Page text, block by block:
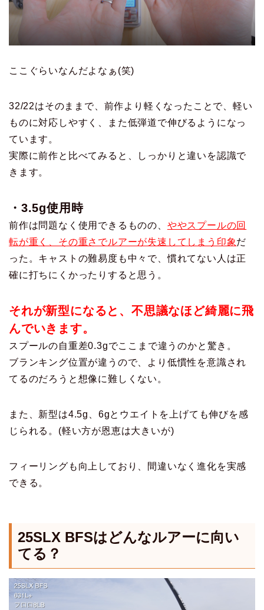
ここぐらいなんだよなぁ(笑)
32/22はそのままで、前作より軽くなったことで、軽い
ものに対応しやすく、また低弾道で伸びるようになっ
ています。
実際に前作と比べてみると、しっかりと違いを認識で
きます。
・3.5g使用時
前作は問題なく使用できるものの、 ややスプールの回
転が重く、その重さでルアーが失速してしまう印象だ
った。キャストの難易度も中々で、慣れてない人は正
確に打ちにくかったりすると思う。
それが新型になると、不思議なほど綺麗に飛
んでいきます。
スプールの自重差0.3gでここまで違うのかと驚き。
ブランキング位置が違うので、より低慣性を意識され
てるのだろうと想像に難しくない。
また、新型は4.5g、6gとウエイトを上げても伸びを感
じられる。(軽い方が恩恵は大きいが)
フィーリングも向上しており、間違いなく進化を実感
できる。
25SLX BFSはどんなルアーに向い
てる？